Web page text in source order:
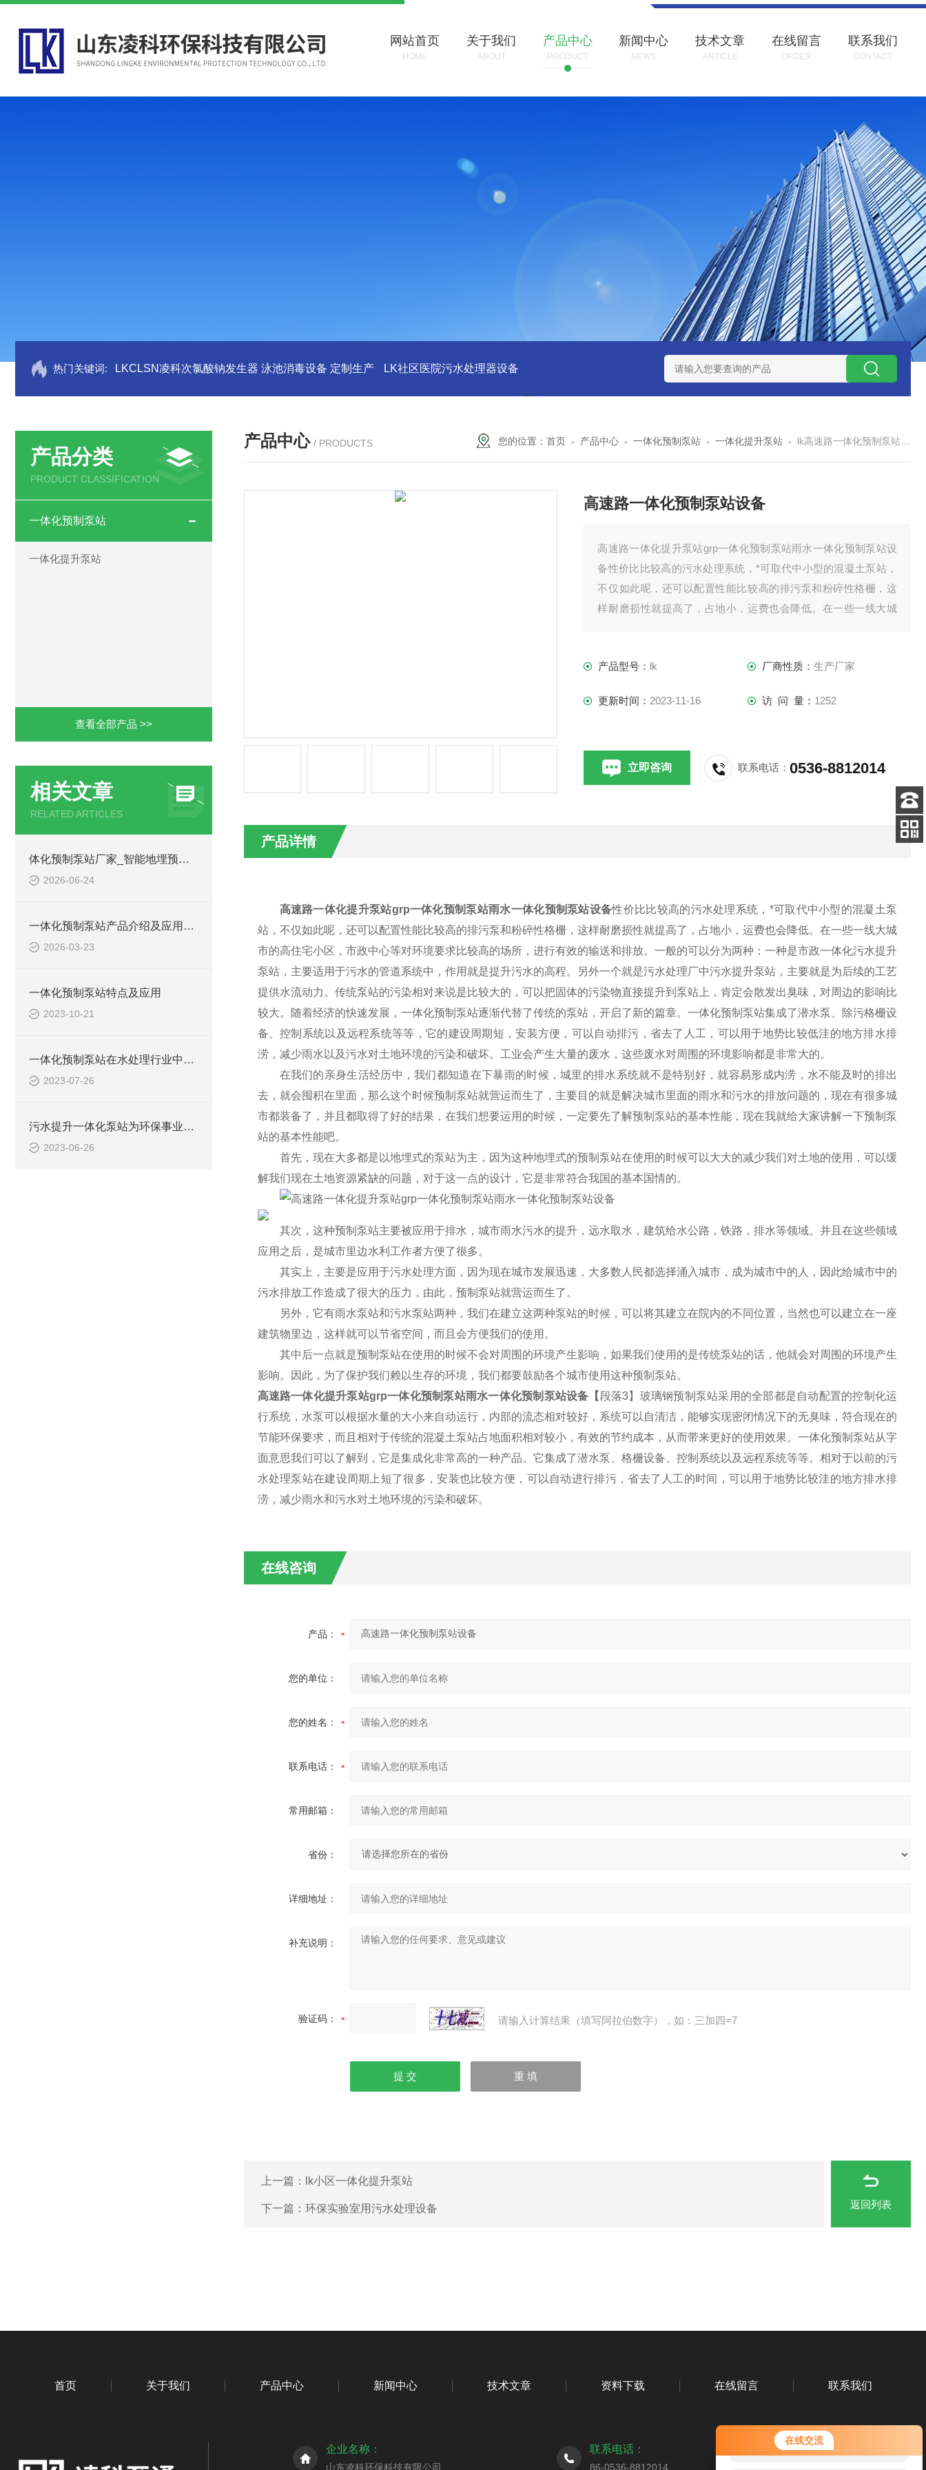
在线交流
您好！欢迎前来咨询，很高兴为您
服务，请问您要咨询什么问题呢？
网站首页
HOME
关于我们
ABOUT
产品中心
PRODUCT
新闻中心
NEWS
技术文章
ARTICLE
在线留言
ORDER
联系我们
CONTACT
热门关键词: LKCLSN凌科次氯酸钠发生器 泳池消毒设备 定制生产 LK社区医院污水处理器设备 LK康复医院废水处理器设备 LK康复医院污水处理
产品分类
PRODUCT CLASSIFICATION
一体化预制泵站
一体化提升泵站
查看全部产品 >>
相关文章
RELATED ARTICLES
体化预制泵站厂家_智能地埋预制泵站-凌科环保
2026-06-24
一体化预制泵站产品介绍及应用范围
2026-03-23
一体化预制泵站特点及应用
2023-10-21
一体化预制泵站在水处理行业中的应用
2023-07-26
污水提升一体化泵站为环保事业做出了哪些贡献？
2023-06-26
产品中心 / PRODUCTS 您的位置：首页 - 产品中心 -一体化预制泵站 -一体化提升泵站 - lk高速路一体化预制泵站设备
高速路一体化预制泵站设备
高速路一体化提升泵站grp一体化预制泵站雨水一体化预制泵站设
备性价比比较高的污水处理系统，*可取代中小型的混凝土泵站，
不仅如此呢，还可以配置性能比较高的排污泵和粉碎性格栅，这
样耐磨损性就提高了，占地小，运费也会降低。在一些一线大城
提升泵站，主要适用于污水的管道系统中，作用就是提升污
产品型号： lk 厂商性质： 生产厂家
更新时间： 2023-11-16 访 问 量： 1252
立即咨询 联系电话：0536-8812014
产品详情
高速路一体化提升泵站grp一体化预制泵站雨水一体化预制泵站设备性价比比较高的污水处理系统，*可取代中小型的混凝土泵
站，不仅如此呢，还可以配置性能比较高的排污泵和粉碎性格栅，这样耐磨损性就提高了，占地小，运费也会降低。在一些一线大城
市的高住宅小区，市政中心等对环境要求比较高的场所，进行有效的输送和排放。一般的可以分为两种：一种是市政一体化污水提升
泵站，主要适用于污水的管道系统中，作用就是提升污水的高程。另外一个就是污水处理厂中污水提升泵站，主要就是为后续的工艺
提供水流动力。传统泵站的污染相对来说是比较大的，可以把固体的污染物直接提升到泵站上，肯定会散发出臭味，对周边的影响比
较大。随着经济的快速发展，一体化预制泵站逐渐代替了传统的泵站，开启了新的篇章。一体化预制泵站集成了潜水泵、除污格栅设
备、控制系统以及远程系统等等，它的建设周期短，安装方便，可以自动排污，省去了人工，可以用于地势比较低洼的地方排水排
涝，减少雨水以及污水对土地环境的污染和破坏。工业会产生大量的废水，这些废水对周围的环境影响都是非常大的。
在我们的亲身生活经历中，我们都知道在下暴雨的时候，城里的排水系统就不是特别好，就容易形成内涝，水不能及时的排出
去，就会囤积在里面，那么这个时候预制泵站就营运而生了，主要目的就是解决城市里面的雨水和污水的排放问题的，现在有很多城
市都装备了，并且都取得了好的结果，在我们想要运用的时候，一定要先了解预制泵站的基本性能，现在我就给大家讲解一下预制泵
站的基本性能吧。
首先，现在大多都是以地埋式的泵站为主，因为这种地埋式的预制泵站在使用的时候可以大大的减少我们对土地的使用，可以缓
解我们现在土地资源紧缺的问题，对于这一点的设计，它是非常符合我国的基本国情的。
其次，这种预制泵站主要被应用于排水，城市雨水污水的提升，远水取水，建筑给水公路，铁路，排水等领域。并且在这些领域
应用之后，是城市里边水利工作者方便了很多。
其实上，主要是应用于污水处理方面，因为现在城市发展迅速，大多数人民都选择涌入城市，成为城市中的人，因此给城市中的
污水排放工作造成了很大的压力，由此，预制泵站就营运而生了。
另外，它有雨水泵站和污水泵站两种，我们在建立这两种泵站的时候，可以将其建立在院内的不同位置，当然也可以建立在一座
建筑物里边，这样就可以节省空间，而且会方便我们的使用。
其中后一点就是预制泵站在使用的时候不会对周围的环境产生影响，如果我们使用的是传统泵站的话，他就会对周围的环境产生
影响。因此，为了保护我们赖以生存的环境，我们都要鼓励各个城市使用这种预制泵站。
高速路一体化提升泵站grp一体化预制泵站雨水一体化预制泵站设备【段落3】玻璃钢预制泵站采用的全部都是自动配置的控制化运
行系统，水泵可以根据水量的大小来自动运行，内部的流态相对较好，系统可以自清洁，能够实现密闭情况下的无臭味，符合现在的
节能环保要求，而且相对于传统的混凝土泵站占地面积相对较小，有效的节约成本，从而带来更好的使用效果。一体化预制泵站从字
面意思我们可以了解到，它是集成化非常高的一种产品。它集成了潜水泵、格栅设备、控制系统以及远程系统等等。相对于以前的污
水处理泵站在建设周期上短了很多，安装也比较方便，可以自动进行排污，省去了人工的时间，可以用于地势比较洼的地方排水排
涝，减少雨水和污水对土地环境的污染和破坏。
在线咨询
产品：
您的单位：
您的姓名：
联系电话：
常用邮箱：
省份：
详细地址：
补充说明：
验证码： 请输入计算结果（填写阿拉伯数字），如：三加四=7
上一篇： lk小区一体化提升泵站
下一篇： 环保实验室用污水处理设备 返回列表
首页 关于我们 产品中心 新闻中心 技术文章 资料下载 在线留言 联系我们
企业名称：
山东凌科环保科技有限公司
联系电话：
86-0536-8812014
客服
电话